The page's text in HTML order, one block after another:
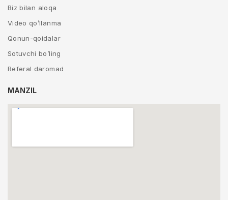
Biz bilan aloqa
Video qo’llanma
Qonun-qoidalar
Sotuvchi bo’ling
Referal daromad
MANZIL